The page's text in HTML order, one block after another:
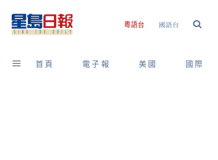
content
粵語台 國語台
首頁 電子報 美國 國際